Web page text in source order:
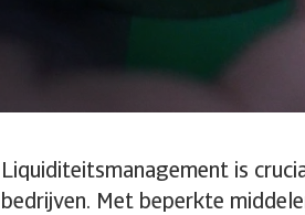
Liquiditeitsmanagement is
bedrijven. Met beperkte